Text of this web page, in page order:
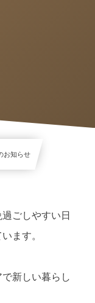
お知らせ
ごしやすい日
ます。
新しい暮らし